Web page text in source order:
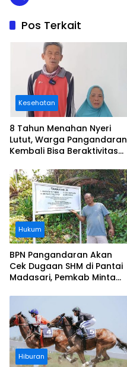
Pos Terkait
Kesehatan
8 Tahun Menahan Nyeri
Lutut, Warga Pangandaran
Kembali Bisa Beraktivitas
Ditanggung BPJS
Hukum
BPN Pangandaran Akan
Cek Dugaan SHM di Pantai
Madasari, Pemkab Minta
Hiburan